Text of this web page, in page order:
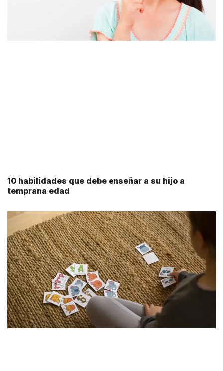
10 habilidades que debe enseñar a su hijo a
temprana edad